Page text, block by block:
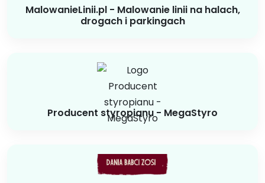
MalowanieLinii.pl - Malowanie linii na halach,
drogach i parkingach
Producent styropianu - MegaStyro